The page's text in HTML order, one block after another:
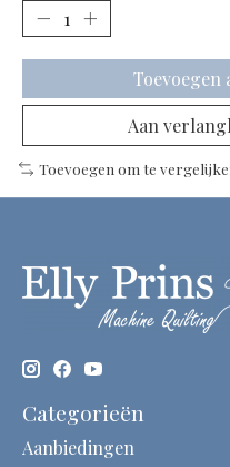
Toevoegen
Aan
Toevoegen om te
Categorieën
Aanbiedingen